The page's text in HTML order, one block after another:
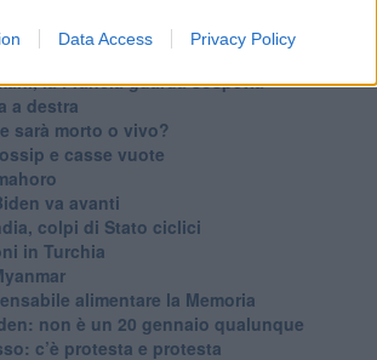
Data Access Privacy Policy
armeno contro la Turchia
silente
la Francia guarda sospetta
a destra
sarà morto o vivo?
e casse vuote
va avanti
colpi di Stato ciclici
in Turchia
alimentare la Memoria
non è un 20 gennaio qualunque
c’è protesta e protesta